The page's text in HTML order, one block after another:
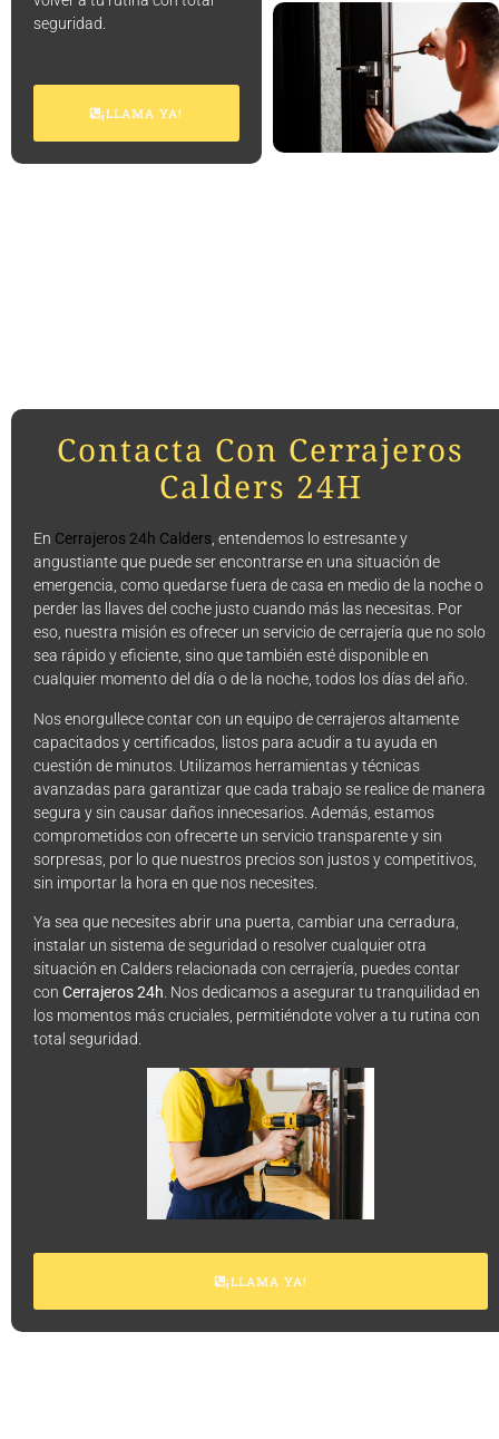
seguridad.
¡LLAMA YA!
Contacta Con Cerrajeros
Calders 24H
En Cerrajeros 24h Calders, entendemos lo estresante y
angustiante que puede ser encontrarse en una situación de
emergencia, como quedarse fuera de casa en medio de la noche o
perder las llaves del coche justo cuando más las necesitas. Por
eso, nuestra misión es ofrecer un servicio de cerrajería que no solo
sea rápido y eficiente, sino que también esté disponible en
cualquier momento del día o de la noche, todos los días del año.
Nos enorgullece contar con un equipo de cerrajeros altamente
capacitados y certificados, listos para acudir a tu ayuda en
cuestión de minutos. Utilizamos herramientas y técnicas
avanzadas para garantizar que cada trabajo se realice de manera
segura y sin causar daños innecesarios. Además, estamos
comprometidos con ofrecerte un servicio transparente y sin
sorpresas, por lo que nuestros precios son justos y competitivos,
sin importar la hora en que nos necesites.
Ya sea que necesites abrir una puerta, cambiar una cerradura,
instalar un sistema de seguridad o resolver cualquier otra
situación en Calders relacionada con cerrajería, puedes contar
con Cerrajeros 24h. Nos dedicamos a asegurar tu tranquilidad en
los momentos más cruciales, permitiéndote volver a tu rutina con
total seguridad.
¡LLAMA YA!